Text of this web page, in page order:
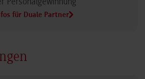
Personalgewinnung
für Duale Partner